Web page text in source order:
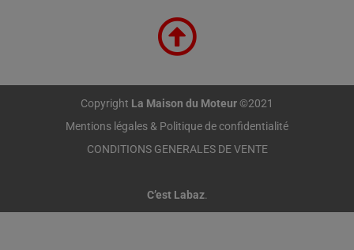
Copyright La Maison du Moteur©2021
Mentions légales & Politique de confidentialité
CONDITIONS GENERALES DE VENTE
C’est Labaz.